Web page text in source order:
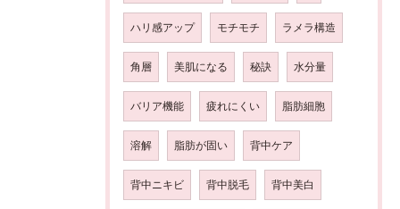
ハリ感アップ モチモチ ラメラ構造
角層 美肌になる 秘訣 水分量
バリア機能 疲れにくい 脂肪細胞
溶解 脂肪が固い 背中ケア
背中ニキビ 背中脱毛 背中美白